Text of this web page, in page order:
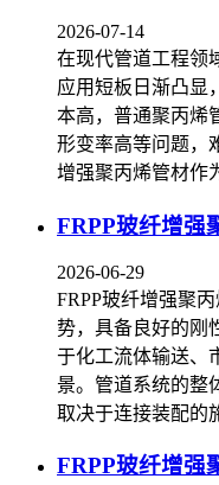
2026-07-14
在现代管道工程领
应用短板日渐凸显
本高，普通聚丙烯
形变率高等问题，
增强聚丙烯管材作
FRPP玻纤增强
2026-06-29
FRPP玻纤增强聚
势，具备良好的刚
于化工流体输送、
景。管道系统的整
取决于连接装配的
FRPP玻纤增强